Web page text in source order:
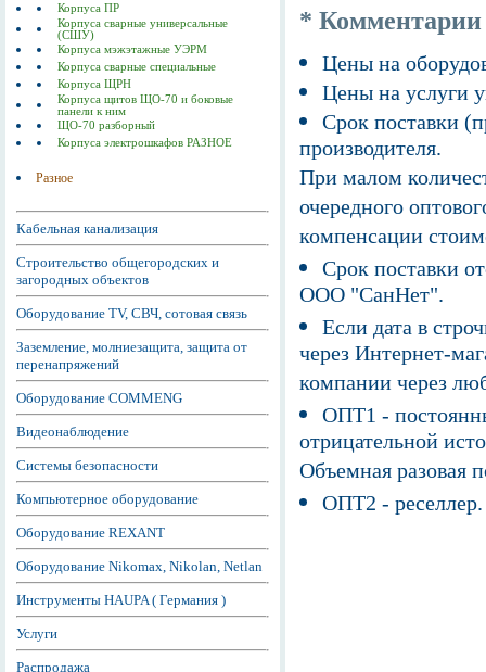
Корпуса ПР
Корпуса сварные универсальные
(СШУ)
Корпуса мэжэтажные УЭРМ
Корпуса сварные специальные
Корпуса ЩРН
Корпуса щитов ЩО-70 и боковые
панели к ним
ЩО-70 разборный
Корпуса электрошкафов РАЗНОЕ
Разное
Кабельная канализация
Строительство общегородских и
загородных объектов
Оборудование TV, СВЧ, сотовая связь
Заземление, молниезащита, защита от
перенапряжений
Оборудование COMMENG
Видеонаблюдение
Системы безопасности
Компьютерное оборудование
Оборудование REXANT
Оборудование Nikomax, Nikolan, Netlan
Инструменты HAUPA ( Германия )
Услуги
Распродажа
* Комментарии
Цены на
Цены на услуги
Срок поставки
производителя.
При малом
очередного
компенсации
Срок поставки
ООО "СанНет".
Если дата в
через Интернет-
компании через
ОПТ1 -
отрицательной
Объемная разовая
ОПТ2 -